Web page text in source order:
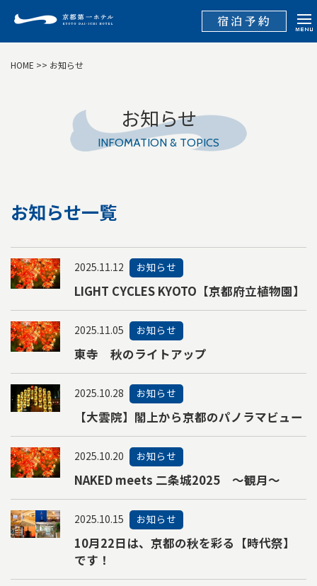
HOME >> お知らせ
お知らせ
INFOMATION & TOPICS
お知らせ一覧
2025.11.12 お知らせ
LIGHT CYCLES KYOTO【京都府立植物園】
2025.11.05 お知らせ
東寺 秋のライトアップ
2025.10.28 お知らせ
【大雲院】閣上から京都のパノラマビュー
2025.10.20 お知らせ
NAKED meets 二条城2025 ～観月～
2025.10.15 お知らせ
10月22日は、京都の秋を彩る【時代祭】
です！